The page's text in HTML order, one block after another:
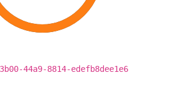
44a9-8814-edefb8dee1e6